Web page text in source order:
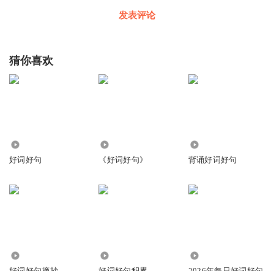
发表评论
猜你喜欢
好词好句 《好词好句》 背诵好词好句